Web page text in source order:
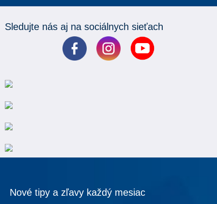
Sledujte nás aj na sociálnych sieťach
Nové tipy a zľavy každý mesiac